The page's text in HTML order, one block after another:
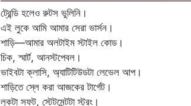
ট্রেন্ডি হলেও রুটস ভুলিনি।
এই লুকে আমি আমার সেরা ভার্সন।
শাড়ি—আমার অলটাইম স্টাইল কোড।
চিক, স্মার্ট, আনস্টপেবল।
ভাইবটা ক্লাসি, অ্যাটিটিউডটা লেভেল আপ।
শাড়িতে স্লে করা আজকের টার্গেট।
লুকটা সফট, স্টেটমেন্টটা স্ট্রং।